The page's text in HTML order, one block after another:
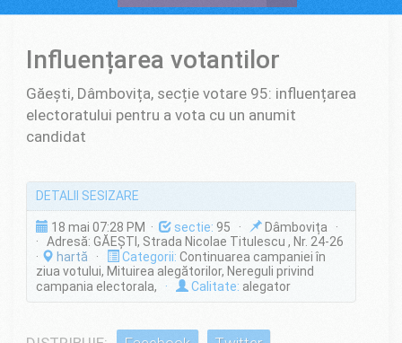
Influențarea votantilor
Găești, Dâmbovița, secție votare 95: influențarea
electoratului pentru a vota cu un anumit
candidat
DETALII SESIZARE
18 mai 07:28 PM · sectie: 95 ·
Dâmbovița ·
· Adresă: GĂEŞTI, Strada Nicolae Titulescu , Nr. 24-26
·
hartă · Categorii: Continuarea campaniei în
ziua votului, Mituirea alegătorilor, Nereguli privind
campania electorala,
· Calitate: alegator